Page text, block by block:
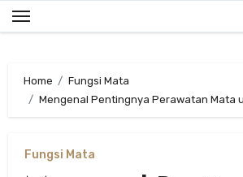
Skip
to
Home
Fungsi Mata
Mengenal Pentingnya Perawatan Mata
Fungsi Mata